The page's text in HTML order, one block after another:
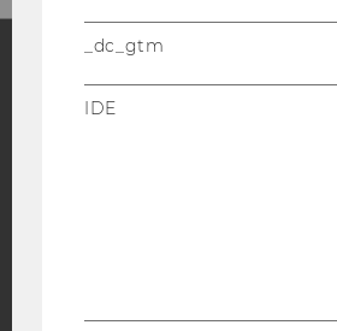
_dc_gtm
IDE